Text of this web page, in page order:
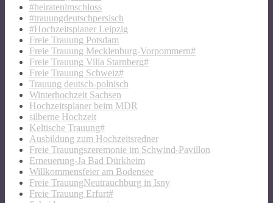
#heiratenimschloss
#trauungdeutschpersisch
#Hochzeitsplaner Leipzig
Freie Trauung Potsdam
Freie Trauung Mecklenburg-Vorpommern#
Freie Trauung Villa Starnberg#
Freie Trauung Schweiz#
Trauung deutsch-polnisch
Winterhochzeit Sachsen
Hochzeitsplaner beim MDR
silberne Hochzeit
Keltische Trauung#
Ausbildung zum Hochzeitsredner
Freie Trauungszeremonie im Schwind-Pavillon
Erneuerung-Ja Bad Dürkheim
Willkommensfeier am Bodensee
Freie TrauungNeutrauchburg in Isny
Freie Trauung Erfurt#